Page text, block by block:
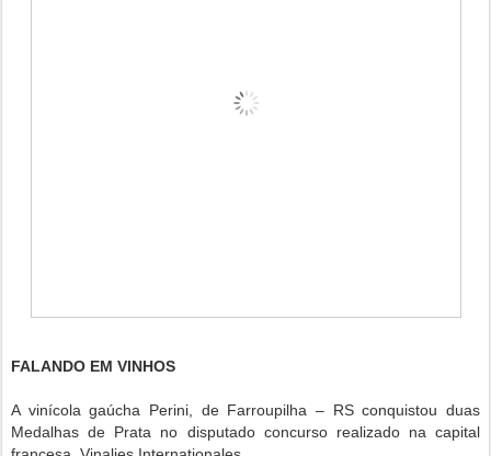
FALANDO EM VINHOS
A vinícola gaúcha Perini, de Farroupilha – RS conquistou duas
Medalhas de Prata no disputado concurso realizado na capital